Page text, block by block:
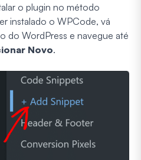
o plugin no método
instalado o WPCode, vá
do WordPress e navegue até
Novo.